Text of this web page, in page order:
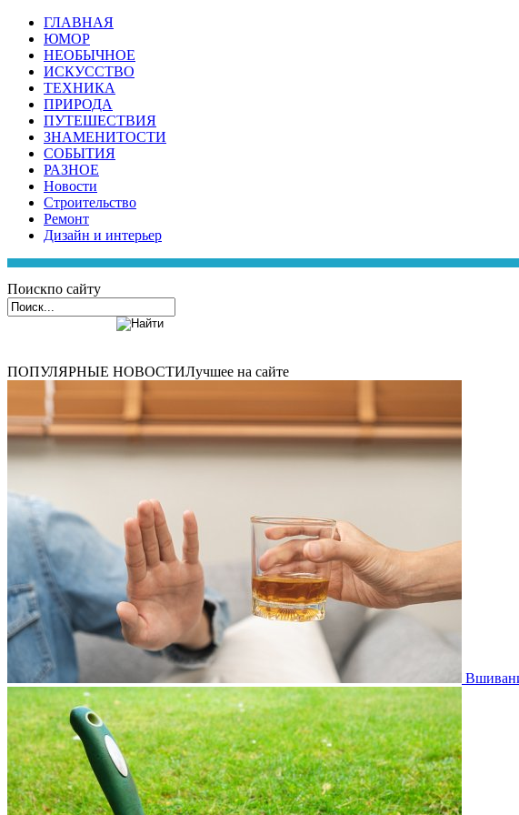
ГЛАВНАЯ
ЮМОР
НЕОБЫЧНОЕ
ИСКУССТВО
ТЕХНИКА
ПРИРОДА
ПУТЕШЕСТВИЯ
ЗНАМЕНИТОСТИ
СОБЫТИЯ
РАЗНОЕ
Новости
Строительство
Ремонт
Дизайн и интерьер
Поискпо сайту
ПОПУЛЯРНЫЕ НОВОСТИЛучшее на сайте